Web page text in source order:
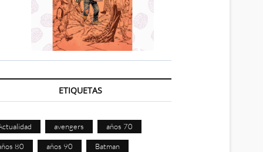
ETIQUETAS
avengers años 70
80 años 90 Batman